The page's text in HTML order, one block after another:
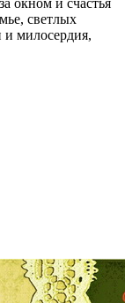
окном и счастья
светлых
милосердия,